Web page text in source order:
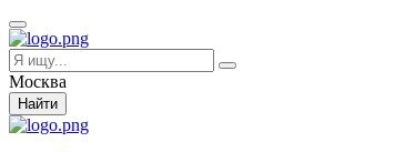
Москва
Найти